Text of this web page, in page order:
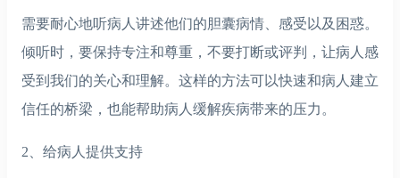
需要耐心地听病人讲述他们的胆囊病情、感受以及困惑。
倾听时，要保持专注和尊重，不要打断或评判，让病人感
受到我们的关心和理解。这样的方法可以快速和病人建立
信任的桥梁，也能帮助病人缓解疾病带来的压力。
2、给病人提供支持